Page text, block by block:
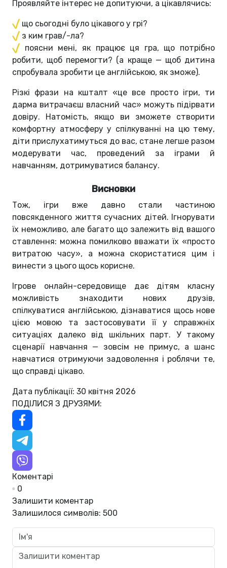
Проявляйте інтерес не допитуючи, а цікавлячись:
що сьогодні було цікавого у грі?
з ким грав/-ла?
поясни мені, як працює ця гра, що потрібно
робити, щоб перемогти? (а краще — щоб дитина
спробувала зробити це англійською, як зможе).
Різкі фрази на кшталт «це все просто ігри, ти
дарма витрачаєш власний час» можуть підірвати
довіру. Натомість, якщо ви зможете створити
комфортну атмосферу у спілкуванні на цю тему,
діти прислухатимуться до вас, стане легше разом
модерувати час, проведений за іграми й
навчанням, дотримуватися балансу.
Висновки
Тож, ігри вже давно стали частиною
повсякденного життя сучасних дітей. Ігнорувати
їх неможливо, але багато що залежить від вашого
ставлення: можна помилково вважати їх «просто
витратою часу», а можна скористатися цим і
винести з цього щось корисне.
Ігрове онлайн-середовище дає дітям класну
можливість знаходити нових друзів,
спілкуватися англійською, дізнаватися щось нове
цією мовою та застосовувати її у справжніх
ситуаціях далеко від шкільних парт. У такому
сценарії навчання — зовсім не примус, а шанс
навчатися отримуючи задоволення і роблячи те,
що справді цікаво.
Дата публікації: 30 квітня 2026
ПОДІЛИСЯ З ДРУЗЯМИ:
Коментарі
0
Залишити коментар
Залишилося символів: 500